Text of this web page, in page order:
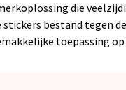
die
bestand tegen
toepassing